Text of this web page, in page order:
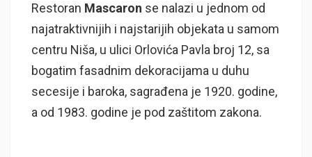
Restoran Mascaron se nalazi u jednom od
najatraktivnijih i najstarijih objekata u samom
centru Niša, u ulici Orlovića Pavla broj 12, sa
bogatim fasadnim dekoracijama u duhu
secesije i baroka, sagrađena je 1920. godine,
a od 1983. godine je pod zaštitom zakona.